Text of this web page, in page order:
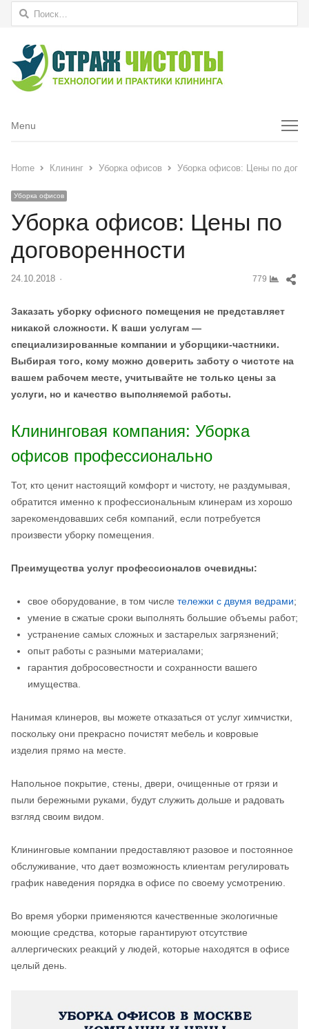
Найти:
Menu
Menu
Home Клининг Уборка офисов Уборка офисов: Цены по
Уборка офисов
Уборка офисов: Цены по
договоренности
24.10.2018 779
Заказать уборку офисного помещения не представляет
никакой сложности. К ваши услугам —
специализированные компании и уборщики-частники.
Выбирая того, кому можно доверить заботу о чистоте на
вашем рабочем месте, учитывайте не только цены за
услуги, но и качество выполняемой работы.
Клининговая компания: Уборка
офисов профессионально
Тот, кто ценит настоящий комфорт и чистоту, не раздумывая,
обратится именно к профессиональным клинерам из хорошо
зарекомендовавших себя компаний, если потребуется
произвести уборку помещения.
Преимущества услуг профессионалов очевидны:
свое оборудование, в том числе тележки с двумя ведрами;
умение в сжатые сроки выполнять большие объемы работ;
устранение самых сложных и застарелых загрязнений;
опыт работы с разными материалами;
гарантия добросовестности и сохранности вашего
имущества.
Нанимая клинеров, вы можете отказаться от услуг химчистки,
поскольку они прекрасно почистят мебель и ковровые
изделия прямо на месте.
Напольное покрытие, стены, двери, очищенные от грязи и
пыли бережными руками, будут служить дольше и радовать
взгляд своим видом.
Клининговые компании предоставляют разовое и постоянное
обслуживание, что дает возможность клиентам регулировать
график наведения порядка в офисе по своему усмотрению.
Во время уборки применяются качественные экологичные
моющие средства, которые гарантируют отсутствие
аллергических реакций у людей, которые находятся в офисе
целый день.